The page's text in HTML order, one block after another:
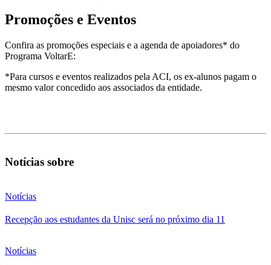
Promoções e Eventos
Confira as promoções especiais e a agenda de apoiadores* do
Programa VoltarE:
*Para cursos e eventos realizados pela ACI, os ex-alunos pagam o
mesmo valor concedido aos associados da entidade.
Notícias sobre
Notícias
Recepção aos estudantes da Unisc será no próximo dia 11
Notícias